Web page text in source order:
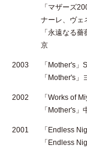
「マザーズ
ナーレ、ヴェ
「永遠なる
京
2003
「Mother's
「Mother's
2002
「Works of
「Mother's
2001
「Endless
「Endless